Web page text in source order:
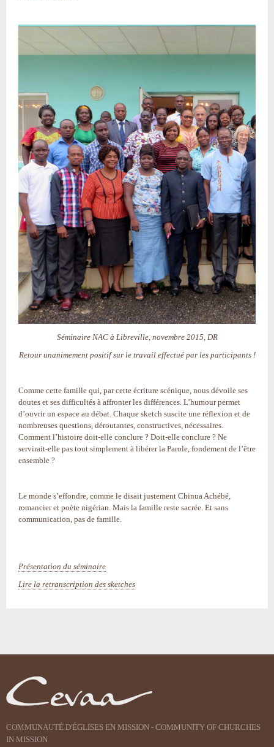
Séminaire NAC à Libreville, novembre 2015, DR
Retour unanimement positif sur le travail effectué par les participants !
Comme cette famille qui, par cette écriture scénique, nous dévoile ses
doutes et ses difficultés à affronter les différences. L’humour permet
d’ouvrir un espace au débat. Chaque sketch suscite une réflexion et de
nombreuses questions, déroutantes, constructives, nécessaires.
Comment l’histoire doit-elle conclure ? Doit-elle conclure ? Ne
servirait-elle pas tout simplement à libérer la Parole, fondement de l’être
ensemble ?
Le monde s’effondre, comme le disait justement Chinua Achébé,
romancier et poète nigérian. Mais la famille reste sacrée. Et sans
communication, pas de famille.
Présentation du séminaire
Lire la retranscription des sketches
document
COMMUNAUTÉ D'ÉGLISES EN MISSION - COMMUNITY OF CHURCHES
IN MISSION